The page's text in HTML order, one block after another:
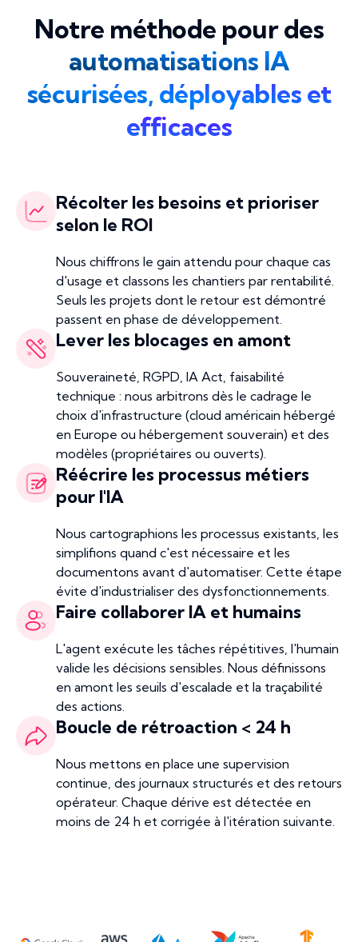
Notre méthode pour des
automatisations IA
sécurisées, déployables et
efficaces
Récolter les besoins et prioriser
selon le ROI
Nous chiffrons le gain attendu pour chaque cas
d'usage et classons les chantiers par rentabilité.
Seuls les projets dont le retour est démontré
passent en phase de développement.
Lever les blocages en amont
Souveraineté, RGPD, IA Act, faisabilité
technique : nous arbitrons dès le cadrage le
choix d'infrastructure (cloud américain hébergé
en Europe ou hébergement souverain) et des
modèles (propriétaires ou ouverts).
Réécrire les processus métiers
pour l'IA
Nous cartographions les processus existants, les
simplifions quand c'est nécessaire et les
documentons avant d'automatiser. Cette étape
évite d'industrialiser des dysfonctionnements.
Faire collaborer IA et humains
L'agent exécute les tâches répétitives, l'humain
valide les décisions sensibles. Nous définissons
en amont les seuils d'escalade et la traçabilité
des actions.
Boucle de rétroaction < 24 h
Nous mettons en place une supervision
continue, des journaux structurés et des retours
opérateur. Chaque dérive est détectée en
moins de 24 h et corrigée à l'itération suivante.